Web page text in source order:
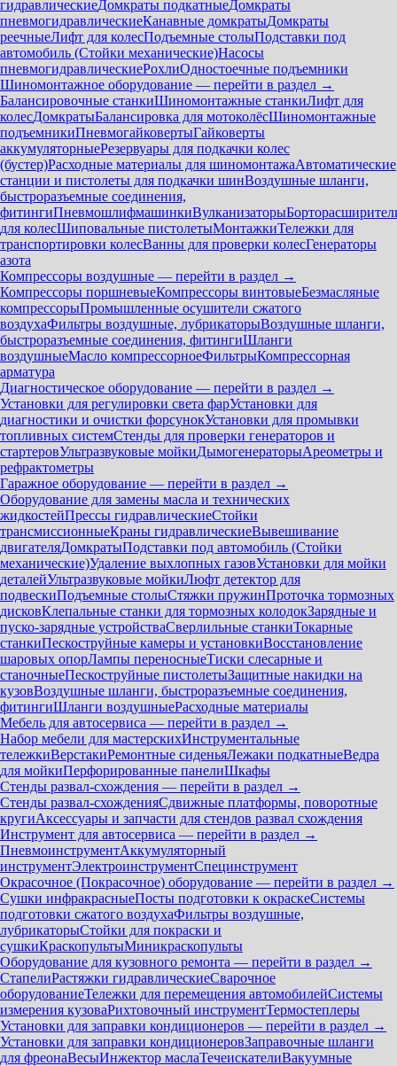
гидравлическиеДомкраты подкатныеДомкраты
пневмогидравлическиеКанавные домкратыДомкраты
реечныеЛифт для колесПодъемные столыПодставки под
автомобиль (Стойки механические)Насосы
пневмогидравлическиеРохлиОдностоечные подъемники
Шиномонтажное оборудование — перейти в раздел →
Балансировочные станкиШиномонтажные станкиЛифт для
колесДомкратыБалансировка для мотоколёсШиномонтажные
подъемникиПневмогайковертыГайковерты
аккумуляторныеРезервуары для подкачки колес
(бустер)Расходные материалы для шиномонтажаАвтоматические
станции и пистолеты для подкачки шинВоздушные шланги,
быстроразъемные соединения,
фитингиПневмошлифмашинкиВулканизаторы
для колесШиповальные пистолетыМонтажкиТележки для
транспортировки колесВанны для проверки колесГенераторы
азота
Компрессоры воздушные — перейти в раздел →
Компрессоры поршневыеКомпрессоры винтовыеБезмасляные
компрессорыПромышленные осушители сжатого
воздухаФильтры воздушные, лубрикаторыВоздушные шланги,
быстроразъемные соединения, фитингиШланги
воздушныеМасло компрессорноеФильтрыКомпрессорная
арматура
Диагностическое оборудование — перейти в раздел →
Установки для регулировки света фарУстановки для
диагностики и очистки форсунокУстановки для промывки
топливных системСтенды для проверки генераторов и
стартеровУльтразвуковые мойкиДымогенераторыАреометры и
рефрактометры
Гаражное оборудование — перейти в раздел →
Оборудование для замены масла и технических
жидкостейПрессы гидравлическиеСтойки
трансмиссионныеКраны гидравлическиеВывешивание
двигателяДомкратыПодставки под автомобиль (Стойки
механические)Удаление выхлопных газовУстановки для мойки
деталейУльтразвуковые мойкиЛюфт детектор для
подвескиПодъемные столыСтяжки пружинПроточка тормозных
дисковКлепальные станки для тормозных колодокЗарядные и
пуско-зарядные устройстваСверлильные станкиТокарные
станкиПескоструйные камеры и установкиВосстановление
шаровых опорЛампы переносныеТиски слесарные и
станочныеПескоструйные пистолетыЗащитные накидки на
кузовВоздушные шланги, быстроразъемные соединения,
фитингиШланги воздушныеРасходные материалы
Мебель для автосервиса — перейти в раздел →
Набор мебели для мастерскихИнструментальные
тележкиВерстакиРемонтные сиденьяЛежаки подкатныеВедра
для мойкиПерфорированные панелиШкафы
Стенды развал-схождения — перейти в раздел →
Стенды развал-схожденияСдвижные платформы, поворотные
кругиАксессуары и запчасти для стендов развал схождения
Инструмент для автосервиса — перейти в раздел →
ПневмоинструментАккумуляторный
инструментЭлектроинструментСпецинструмент
Окрасочное (Покрасочное) оборудование — перейти в раздел →
Сушки инфракрасныеПосты подготовки к окраскеСистемы
подготовки сжатого воздухаФильтры воздушные,
лубрикаторыСтойки для покраски и
сушкиКраскопультыМиникраскопульты
Оборудование для кузовного ремонта — перейти в раздел →
СтапелиРастяжки гидравлическиеСварочное
оборудованиеТележки для перемещения автомобилейСистемы
измерения кузоваРихтовочный инструментТермостеплеры
Установки для заправки кондиционеров — перейти в раздел →
Установки для заправки кондиционеровЗаправочные шланги
для фреонаВесыИнжектор маслаТечеискателиВакуумные